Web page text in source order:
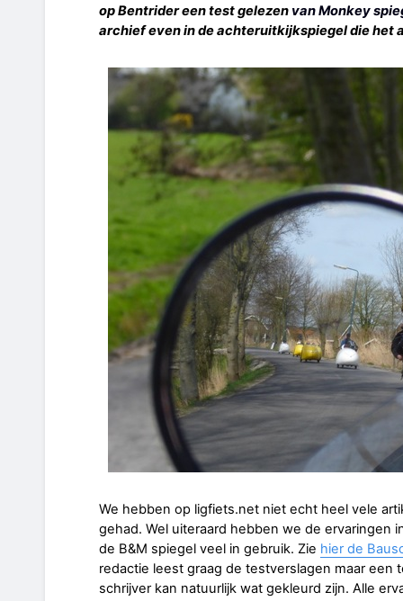
op Bentrider een test gelezen van Monkey
archief even in de achteruitkijkspiegel die het
We hebben op ligfiets.net niet echt heel vele
gehad. Wel uiteraard hebben we de ervaringen
de B&M spiegel veel in gebruik. Zie hier de
redactie leest graag de testverslagen maar een
schrijver kan natuurlijk wat gekleurd zijn. Alle